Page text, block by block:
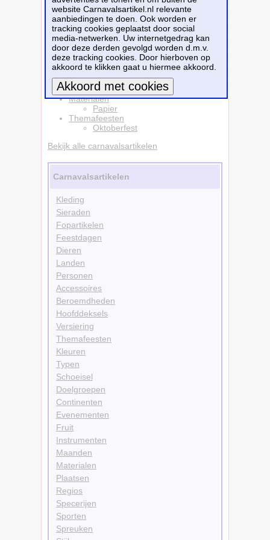
Dit carnavalsartikelSlinger Papier
Oktoberfest 10 mtris te bestellen bij
Feestwinkel.nlvoor€ 3,50.
Bestellen
Versiering
Slingers
Materialen
Papier
Themafeesten
Oktoberfest
Bekijk alle carnavalsartikelen
Carnavalsartikelen
Kleding
Sieraden
Fopartikelen
Feestdagen
Dieren
Landen
Personen
Accessoires
Beroemdheden
Hoofddeksels
Versiering
Themafeesten
Kleuren
Typen
Schoeisel
Doelgroepen
Continenten
Evenementen
Fruit
Instrumenten
Maanden
Materialen
Plaatsen
Regios
Specerijen
Sporten
Spreuken
website Carnavalsartikel.nl relevante
aanbiedingen te doen. Ook worden er
tracking cookies geplaatst door social
media-netwerken. Uw internetgedrag kan
door deze derden gevolgd worden d.m.v.
deze tracking cookies. Door hierboven op
akkoord te klikken gaat u hiermee akkoord.
Meer informatie